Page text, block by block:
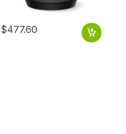
$477.60